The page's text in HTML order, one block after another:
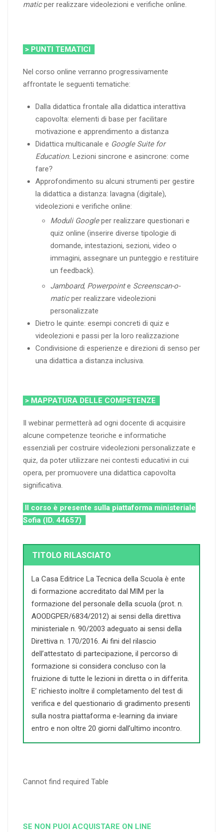
maticper realizzare videolezioni e verifiche online.
> PUNTI TEMATICI
Nel corso online verranno progressivamente
affrontate le seguenti tematiche:
Dalla didattica frontale alla didattica interattiva
capovolta: elementi di base per facilitare
motivazione e apprendimento a distanza
Didattica multicanale e Google Suite for
Education. Lezioni sincrone e asincrone: come
fare?
Approfondimento su alcuni strumenti per gestire
la didattica a distanza: lavagna (digitale),
videolezioni e verifiche online:
Moduli Googleper realizzare questionari e
quiz online (inserire diverse tipologie di
domande, intestazioni, sezioni, video o
immagini, assegnare un punteggio e restituire
un feedback).
Jamboard, Powerpointe Screenscan-o-
maticper realizzare videolezioni
personalizzate
Dietro le quinte: esempi concreti di quiz e
videolezioni e passi per la loro realizzazione
Condivisione di esperienze e direzioni di senso per
una didattica a distanza inclusiva.
> MAPPATURA DELLE COMPETENZE
Il webinar permetterà ad ogni docente di acquisire
alcune competenze teoriche e informatiche
essenziali per costruire videolezioni personalizzate e
quiz, da poter utilizzare nei contesti educativi in cui
opera, per promuovere una didattica capovolta
significativa.
Il corso è presente sulla piattaforma ministeriale
Sofia (ID. 44657)
TITOLO RILASCIATO
La Casa Editrice La Tecnica della Scuola è ente
di formazione accreditato dal MIM per la
formazione del personale della scuola (prot. n.
AOODGPER/6834/2012) ai sensi della direttiva
ministeriale n. 90/2003 adeguato ai sensi della
Direttiva n. 170/2016. Ai fini del rilascio
dell’attestato di partecipazione, il percorso di
formazione si considera concluso con la
fruizione di tutte le lezioni in diretta o in differita.
E’ richiesto inoltre il completamento del test di
verifica e del questionario di gradimento presenti
sulla nostra piattaforma e-learning da inviare
entro e non oltre 20 giorni dall’ultimo incontro.
Cannot find required Table
SE NON PUOI ACQUISTARE ON LINE